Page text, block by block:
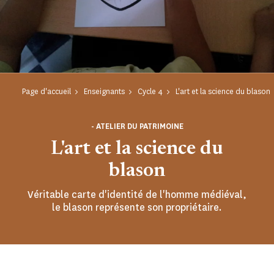
Page d'accueil Enseignants Cycle 4 L'art et la science du blason
L'art et la science du
blason
- ATELIER DU PATRIMOINE
Véritable carte d'identité de l'homme médiéval,
le blason représente son propriétaire.